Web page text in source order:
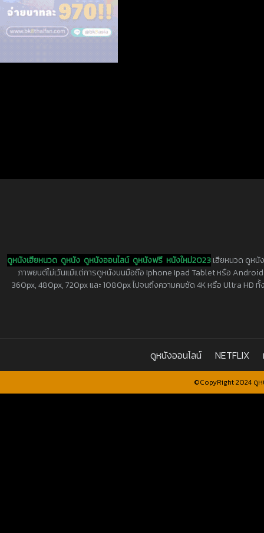
ดูหนังเฮียหนวด ดูหนัง ดูหนังออนไลน์ ดูหนังฟรี หนังใหม่2023เฮียหนวด ดูหนั
ภาพยนต์ไม่เว้นแม้แต่การดูหนังบนมือถือ Iphone Ipad Tablet หรือ
360px, 480px, 720px และ 1080px ไปจนถึงความคมชัด 4K หรือ Ultra HD
ดูหนังออนไลน์ NETFLIX
©CopyRight 2024 ดู